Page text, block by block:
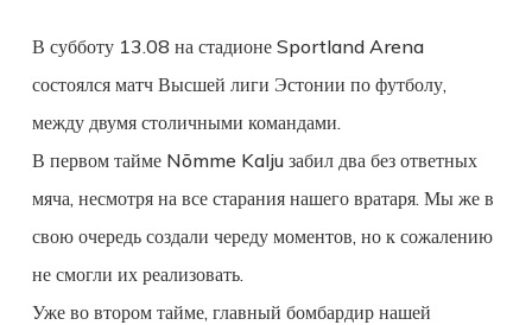
В субботу 13.08 на стадионе Sportland Arena
состоялся матч Высшей лиги Эстонии по футболу,
между двумя столичными командами.
В первом тайме Nõmme Kalju забил два без ответных
мяча, несмотря на все старания нашего вратаря. Мы же в
свою очередь создали череду моментов, но к сожалению
не смогли их реализовать.
Уже во втором тайме, главный бомбардир нашей